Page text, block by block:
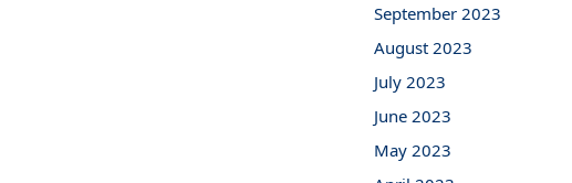
September 2023
August 2023
July 2023
June 2023
May 2023